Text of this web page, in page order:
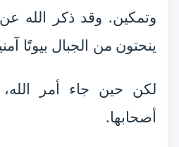
وتمكين. وقد ذكر الله عن
ينحتون من الجبال بيوتًا
لكن حين جاء أمر الله،
أصحابها.